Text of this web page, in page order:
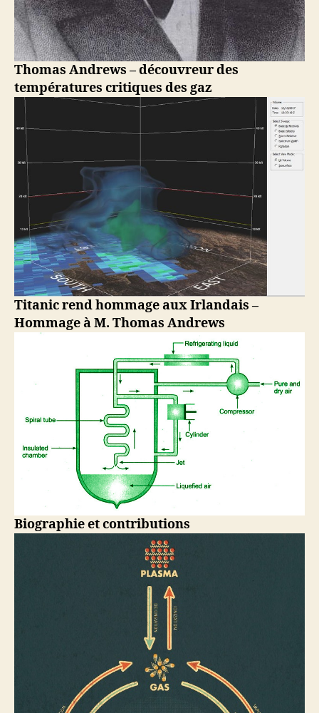
Thomas Andrews – découvreur des
températures critiques des gaz
Titanic rend hommage aux Irlandais –
Hommage à M. Thomas Andrews
Biographie et contributions